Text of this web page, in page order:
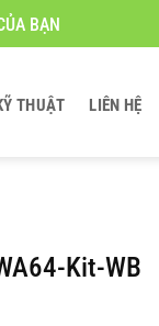
BẠN
THUẬT LIÊN HỆ
Kit-WB